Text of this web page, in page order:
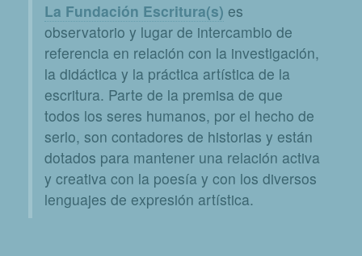
La Fundación Escritura(s) es
observatorio y lugar de intercambio de
referencia en relación con la investigación,
la didáctica y la práctica artística de la
escritura. Parte de la premisa de que
todos los seres humanos, por el hecho de
serlo, son contadores de historias y están
dotados para mantener una relación activa
y creativa con la poesía y con los diversos
lenguajes de expresión artística.